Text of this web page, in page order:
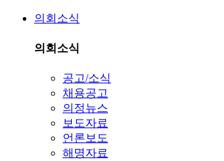
의회소식
의회소식
공고/소식
채용공고
의정뉴스
보도자료
언론보도
해명자료